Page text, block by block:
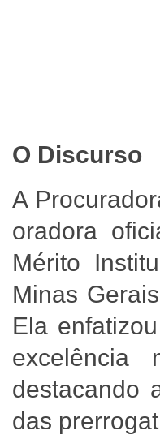
O Discurso
A
oradora
Mérito
Minas
Ela
excelência
destacando
das